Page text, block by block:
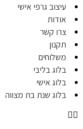
עיצוב גרפי אישי
אודות
צרו קשר
תקנון
משלוחים
בלוג בליבי
בלוג אישי
בלוג שנת בת מצווה